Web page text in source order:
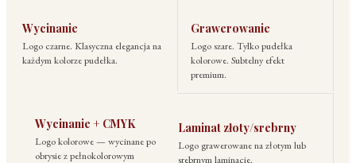
Wycinanie
Logo czarne. Klasyczna elegancja na
każdym kolorze pudełka.
Grawerowanie
Logo szare. Tylko pudełka
kolorowe. Subtelny efekt
premium.
Wycinanie + CMYK
Logo kolorowe — wycinane po
obrysie z pełnokolorowym
Laminat złoty/srebrny
Logo grawerowane na złotym lub
srebrnym laminacie.